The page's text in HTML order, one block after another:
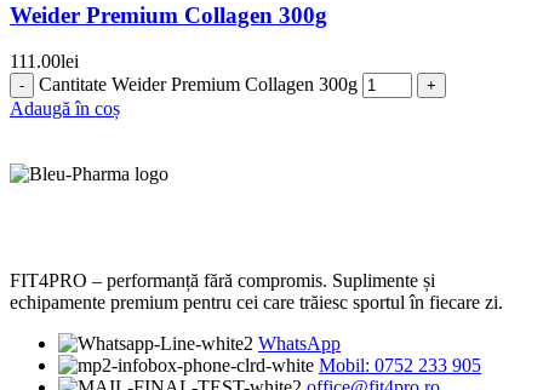
Weider Premium Collagen 300g
111.00lei
Cantitate Weider Premium Collagen 300g
Adaugă în coș
FIT4PRO – performanță fără compromis. Suplimente și
echipamente premium pentru cei care trăiesc sportul în fiecare zi.
WhatsApp
Mobil: 0752 233 905